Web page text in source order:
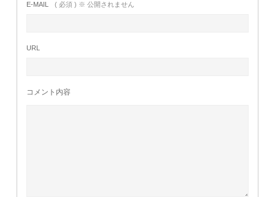
E-MAIL ( 必須 ) ※ 公開されません
URL
コメント内容